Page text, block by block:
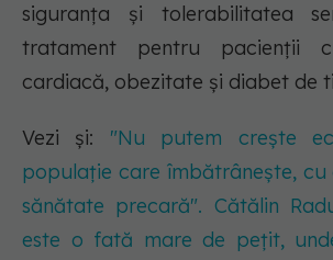
siguranța și tolerabilitatea
tratament pentru pacienții
cardiacă, obezitate și diabet de
Vezi și: "Nu putem crește
populație care îmbătrânește,
sănătate precară". Cătălin
este o fată mare de pețit,